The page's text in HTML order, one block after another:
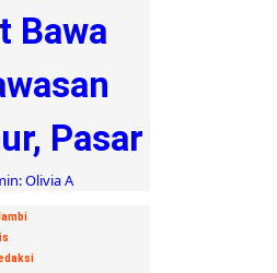
Bawa
Pasar
Olivia A